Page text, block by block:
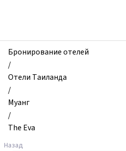
The
Eva,
Муанг,
Таиланд
Бронирование отелей
/
Отели Таиланда
/
Муанг
/
The Eva
Назад